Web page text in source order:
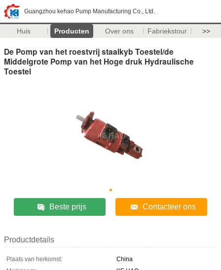
Guangzhou kehao Pump Manufacturing Co., Ltd.
Huis Producten Over ons Fabriekstour >>
De Pomp van het roestvrij staalkyb Toestel/de
Middelgrote Pomp van het Hoge druk Hydraulische
Toestel
Beste prijs Contacteer ons
Productdetails
Plaats van herkomst:
China